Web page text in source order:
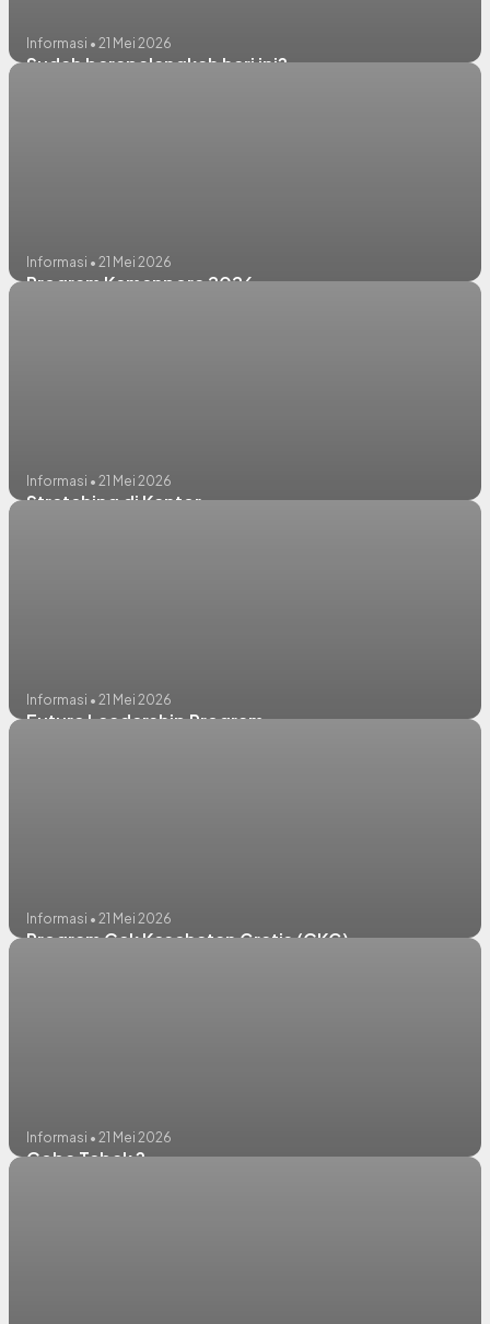
Informasi • 21 Mei 2026
Sudah berapalangkah hari ini?
Informasi • 21 Mei 2026
Program Kemenpora 2026
Informasi • 21 Mei 2026
Stretching di Kantor
Informasi • 21 Mei 2026
Future Leadership Program
Informasi • 21 Mei 2026
Program Cek Kesehatan Gratis (CKG)
Informasi • 21 Mei 2026
Coba Tebak ?